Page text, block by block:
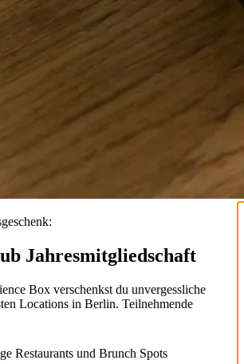
Jahresmitgliedschaft
Box verschenkst du unvergessliche
Locations in Berlin. Teilnehmende
Restaurants und Brunch Spots